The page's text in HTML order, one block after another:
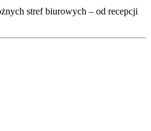
stref biurowych – od recepcji